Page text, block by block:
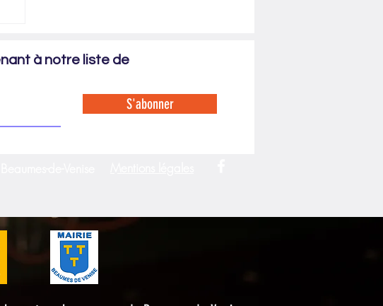
à notre liste de
S'abonner